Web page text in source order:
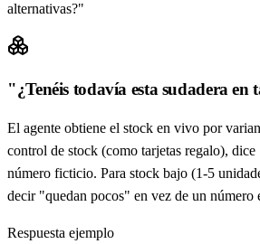
alternativas?"
"¿Tenéis todavía esta sudadera en
El agente obtiene el stock en vivo por
control de stock (como tarjetas regalo),
número ficticio. Para stock bajo (1-5
decir "quedan pocos" en vez de un número
Respuesta ejemplo